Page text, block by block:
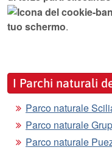
tuo schermo.
I Parchi naturali
Parco naturale
Parco naturale
Parco naturale